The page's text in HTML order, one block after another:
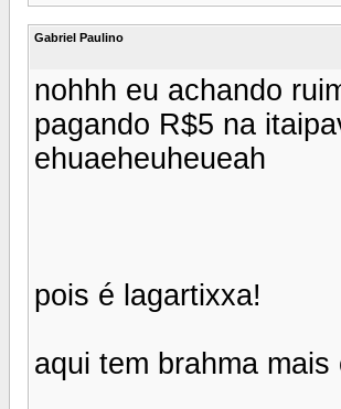
Gabriel Paulino
nohhh eu achando
pagando R$5 na
ehuaeheuheueah
pois é lagartixxa!
aqui tem brahma